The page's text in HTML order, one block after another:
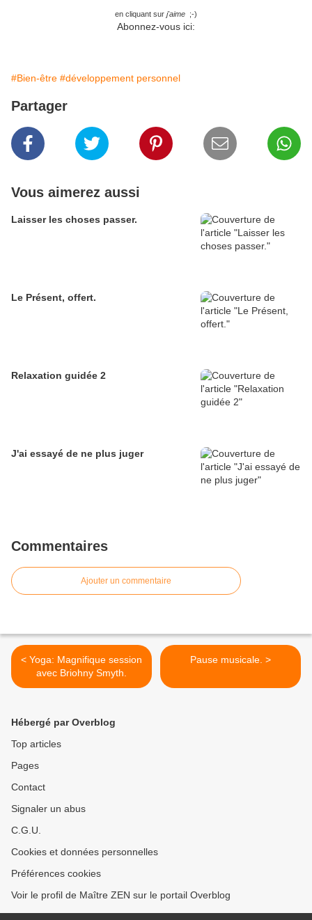
en cliquant sur j'aime ;-)
Abonnez-vous ici:
#Bien-être #développement personnel
Partager
Vous aimerez aussi
Laisser les choses passer.
Le Présent, offert.
Relaxation guidée 2
J'ai essayé de ne plus juger
Commentaires
Ajouter un commentaire
< Yoga: Magnifique session
avec Briohny Smyth.
Pause musicale. >
Hébergé par Overblog
Top articles
Pages
Contact
Signaler un abus
C.G.U.
Cookies et données personnelles
Préférences cookies
Voir le profil de Maître ZEN sur le portail Overblog